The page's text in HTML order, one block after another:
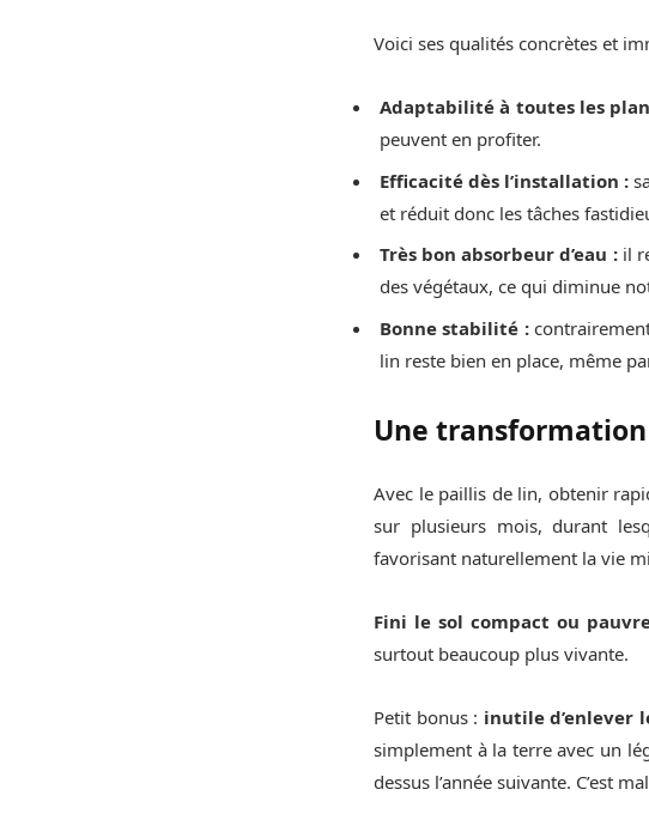
Voici ses qualités concrètes et
Adaptabilité à toutes les
peuvent en profiter.
Efficacité dès l’installation :
et réduit donc les tâches
Très bon absorbeur d’eau :il
des végétaux, ce qui diminue
Bonne stabilité :
lin reste bien en place, même
Une
Avec le paillis de lin, obtenir
sur plusieurs mois, durant
favorisant naturellement la vie
Fini le sol compact ou
surtout beaucoup plus vivante.
Petit bonus : inutile d’enlever
simplement à la terre avec un
dessus l’année suivante. C’est